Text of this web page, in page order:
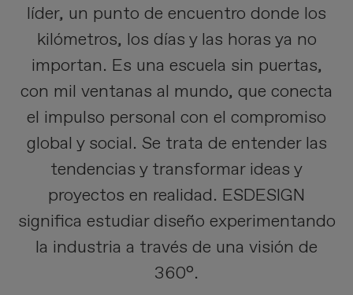
líder, un punto de encuentro donde los
kilómetros, los días y las horas ya no
importan. Es una escuela sin puertas,
con mil ventanas al mundo, que conecta
el impulso personal con el compromiso
global y social. Se trata de entender las
tendencias y transformar ideas y
proyectos en realidad. ESDESIGN
significa estudiar diseño experimentando
la industria a través de una visión de
360°.